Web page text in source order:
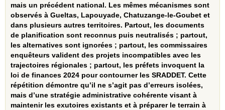
mais un précédent national. Les mêmes mécanismes sont
observés à Gueltas, Lapouyade, Chatuzange‑le‑Goubet et
dans plusieurs autres territoires. Partout, les documents
de planification sont reconnus puis neutralisés ; partout,
les alternatives sont ignorées ; partout, les commissaires
enquêteurs valident des projets incompatibles avec les
trajectoires régionales ; partout, les préfets invoquent la
loi de finances 2024 pour contourner les SRADDET. Cette
répétition démontre qu’il ne s’agit pas d’erreurs isolées,
mais d’une stratégie administrative cohérente visant à
maintenir les exutoires existants et à préparer le terrain à